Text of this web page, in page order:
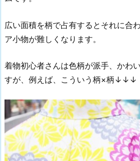
広い面積を柄で占有するとそれに合
ア小物が難しくなります。
着物初心者さんは色柄が派手、かわ
すが、例えば、こういう柄×柄↓↓↓